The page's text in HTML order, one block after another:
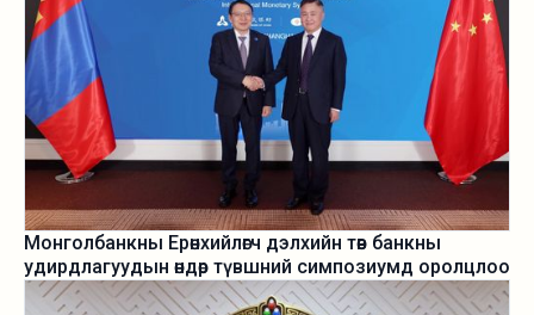
Монголбанкны Ерөнхийлөгч дэлхийн төв банкны
удирдлагуудын өндөр түвшний симпозиумд оролцлоо